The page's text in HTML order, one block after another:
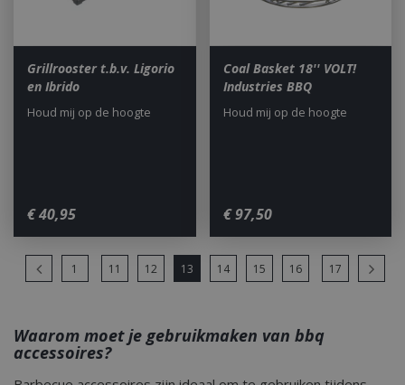
Grillrooster t.b.v. Ligorio
en Ibrido
€40,95
Houd mij op de hoogte
Coal Basket 18'' VOLT!
Industries BBQ
€ 97,50
Houd mij op de hoogte
1 11 12 13 14 15 16 17
Waarom moet je gebruikmaken van bbq
accessoires?
__Secure-YNID
.youtube.com
5 maanden 4
.doubleclick.net
the
c885-4f83-9ea7-